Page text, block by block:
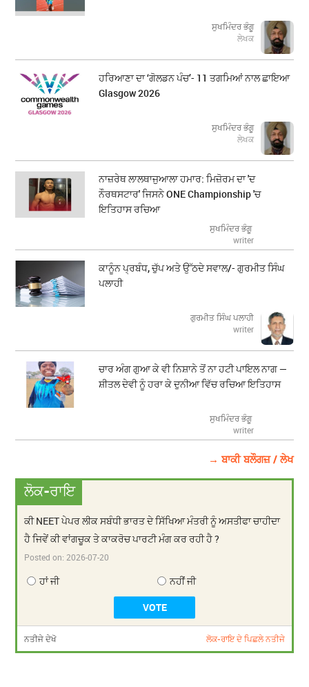
ਸੁਖਮਿੰਦਰ ਭੰਗੂ
ਲੇਖਕ
ਹਰਿਆਣਾ ਦਾ ‘ਗੋਲਡਨ ਪੰਚ’- 11 ਤਗਮਿਆਂ ਨਾਲ ਛਾਇਆ
Glasgow 2026
ਸੁਖਮਿੰਦਰ ਭੰਗੂ
ਲੇਖਕ
ਨਾਜ਼ਰੇਥ ਲਾਲਥਾਜੁਆਲਾ ਹਮਾਰ: ਮਿਜ਼ੋਰਮ ਦਾ 'ਦ
ਨੌਰਥਸਟਾਰ' ਜਿਸਨੇ ONE Championship 'ਚ
ਇਤਿਹਾਸ ਰਚਿਆ
ਸੁਖਮਿੰਦਰ ਭੰਗੂ
writer
ਕਾਨੂੰਨ ਪ੍ਰਬੰਧ, ਚੁੱਪ ਅਤੇ ਉੱਠਦੇ ਸਵਾਲ/- ਗੁਰਮੀਤ ਸਿੰਘ
ਪਲਾਹੀ
ਗੁਰਮੀਤ ਸਿੰਘ ਪਲਾਹੀ
writer
ਚਾਰ ਅੰਗ ਗੁਆ ਕੇ ਵੀ ਨਿਸ਼ਾਨੇ ਤੋਂ ਨਾ ਹਟੀ ਪਾਇਲ ਨਾਗ —
ਸ਼ੀਤਲ ਦੇਵੀ ਨੂੰ ਹਰਾ ਕੇ ਦੁਨੀਆ ਵਿੱਚ ਰਚਿਆ ਇਤਿਹਾਸ
ਸੁਖਮਿੰਦਰ ਭੰਗੂ
writer
→ ਬਾਕੀ ਬਲੌਗਜ਼ / ਲੇਖ
ਲੋਕ-ਰਾਇ
ਕੀ NEET ਪੇਪਰ ਲੀਕ ਸਬੰਧੀ ਭਾਰਤ ਦੇ ਸਿੱਖਿਆ ਮੰਤਰੀ ਨੂੰ ਅਸਤੀਫਾ ਚਾਹੀਦਾ
ਹੈ ਜਿਵੇਂ ਕੀ ਵਾਂਗਚੂਕ ਤੇ ਕਾਕਰੋਚ ਪਾਰਟੀ ਮੰਗ ਕਰ ਰਹੀ ਹੈ ?
Posted on:2026-07-20
ਹਾਂ ਜੀ ਨਹੀਂ ਜੀ
ਨਤੀਜੇ ਦੇਖੋ ਲੋਕ-ਰਾਇ ਦੇ ਪਿਛਲੇ ਨਤੀਜੇ